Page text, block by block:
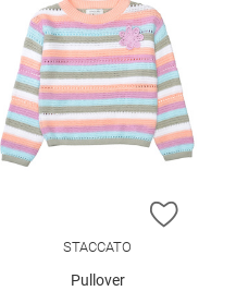
HINZUFÜGEN
ZUR
STACCATO
Pullover